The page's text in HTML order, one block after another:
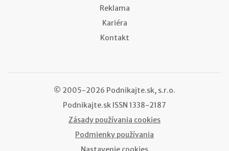
Reklama
Kariéra
Kontakt
© 2005-2026 Podnikajte.sk, s.r.o.
Podnikajte.sk ISSN 1338-2187
Zásady používania cookies
Podmienky používania